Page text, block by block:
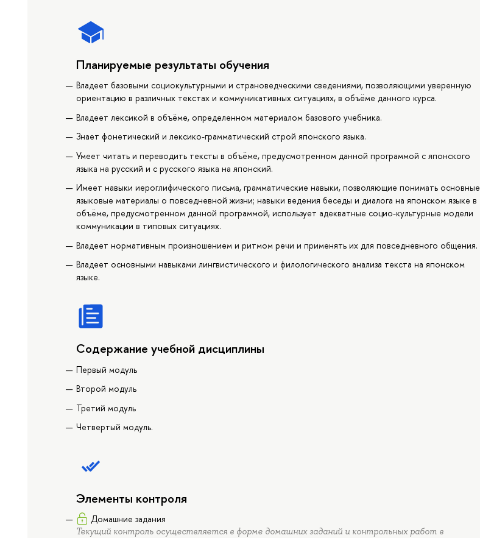
Планируемые результаты обучения
Владеет базовыми социокультурными и страноведческими сведениями, позволяющими уверенную
ориентацию в различных текстах и коммуникативных ситуациях, в объёме данного курса.
Владеет лексикой в объёме, определенном материалом базового учебника.
Знает фонетический и лексико-грамматический строй японского языка.
Умеет читать и переводить тексты в объёме, предусмотренном данной программой с японского
языка на русский и с русского языка на японский.
Имеет навыки иероглифического письма, грамматические навыки, позволяющие понимать основные
языковые материалы о повседневной жизни; навыки ведения беседы и диалога на японском языке в
объёме, предусмотренном данной программой, использует адекватные социо-культурные модели
коммуникации в типовых ситуациях.
Владеет нормативным произношением и ритмом речи и применять их для повседневного общения.
Владеет основными навыками лингвистического и филологического анализа текста на японском
языке.
Содержание учебной дисциплины
Первый модуль
Второй модуль
Третий модуль
Четвертый модуль.
Элементы контроля
Домашние задания
Текущий контроль осуществляется в форме домашних заданий и контрольных работ в